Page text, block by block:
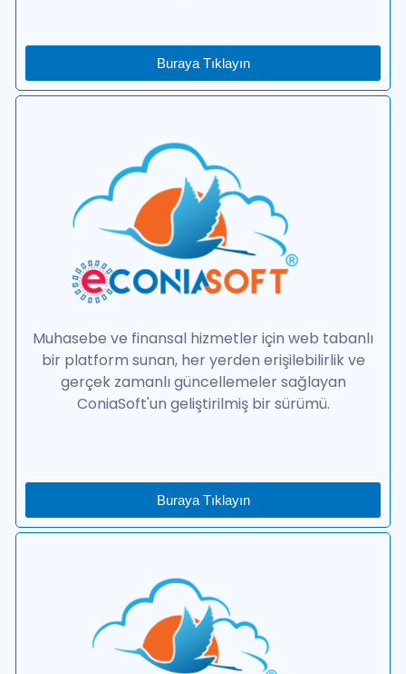
Buraya Tıklayın
Muhasebe ve finansal hizmetler için web tabanlı
bir platform sunan, her yerden erişilebilirlik ve
gerçek zamanlı güncellemeler sağlayan
ConiaSoft'un geliştirilmiş bir sürümü.
Buraya Tıklayın